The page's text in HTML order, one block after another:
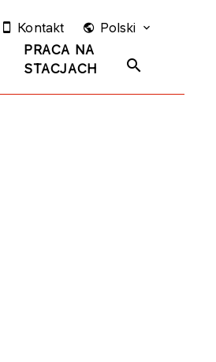
PRACA NA
STACJACH
Kontakt Polski